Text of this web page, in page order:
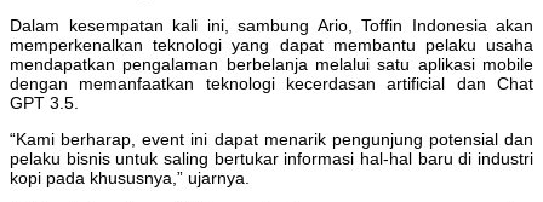
Dalam kesempatan kali ini, sambung Ario, Toffin Indonesia akan
memperkenalkan teknologi yang dapat membantu pelaku usaha
mendapatkan pengalaman berbelanja melalui satu aplikasi mobile
dengan memanfaatkan teknologi kecerdasan artificial dan Chat
GPT 3.5.
“Kami berharap, event ini dapat menarik pengunjung potensial dan
pelaku bisnis untuk saling bertukar informasi hal-hal baru di industri
kopi pada khususnya,” ujarnya.